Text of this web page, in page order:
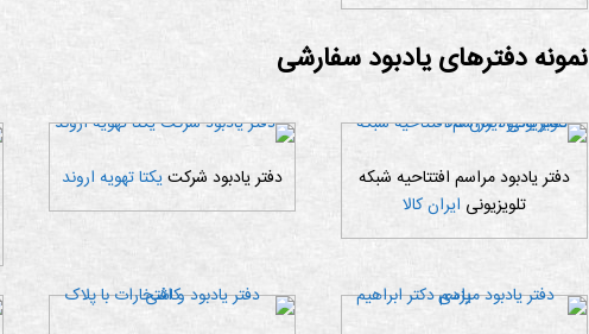
نمونه دفترهای یادبود سفارشی
دفتر یادبود شرکتیکتا تهویه اروند
دفتر یادبود مراسم افتتاحیه شبکه
تلویزیونی ایران کالا